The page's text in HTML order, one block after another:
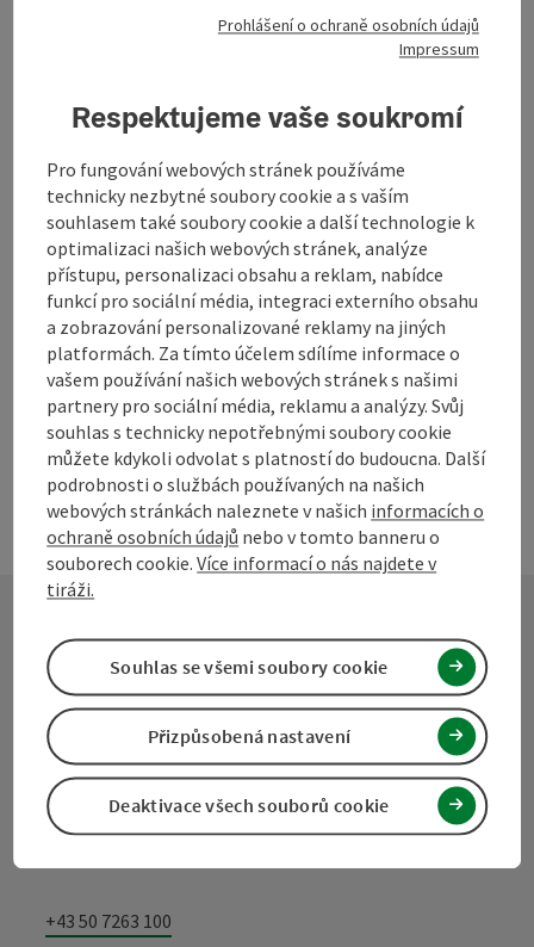
Označit příspěvek: Reiterherberge "Zum Grünen Band"
Band"
Windhaag bei Freistadt
mládežnická ubytovna / mládežnická noclehárna /
noclehárna
Naše útulná jezdecká chalupa se nachází idylicky přímo na
rozlehlé síti jízdních stezek - s nejlepšími spojeními do Sandlu
a dokonce i přes hranici do sousedního Německa. Ideální pro
všechny, kteří milují přírodu, koně a svobodu. Služby: Vlastní
stravování, nákupní seznam pro chladničku Komfortní
lůžková kapacita pro max. 7 osob Pastvina, stáje a boxy pro
koně pro max. 7 koní
Kontakt
Turistické sdružení Mühlviertel
Hauptplatz 19
+43 50 7263 100
Prohlášení o ochraně osobních údajů
Impressum
Respektujeme vaše soukromí
Pro fungování webových stránek používáme
technicky nezbytné soubory cookie a s vaším
souhlasem také soubory cookie a další technologie k
optimalizaci našich webových stránek, analýze
přístupu, personalizaci obsahu a reklam, nabídce
funkcí pro sociální média, integraci externího obsahu
a zobrazování personalizované reklamy na jiných
platformách. Za tímto účelem sdílíme informace o
vašem používání našich webových stránek s našimi
partnery pro sociální média, reklamu a analýzy. Svůj
souhlas s technicky nepotřebnými soubory cookie
můžete kdykoli odvolat s platností do budoucna. Další
podrobnosti o službách používaných na našich
webových stránkách naleznete v našich informacích o
ochraně osobních údajů nebo v tomto banneru o
souborech cookie.Více informací o nás najdete v
tiráži.
Deaktivace všech souborů cookie
Přizpůsobená nastavení
Souhlas se všemi soubory cookie